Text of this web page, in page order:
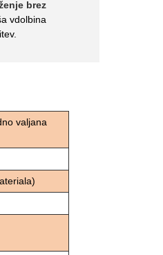
brez
vdolbina
valjana